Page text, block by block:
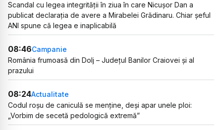
Scandal cu legea integrității în ziua în care Nicușor Dan a
publicat declarația de avere a Mirabelei Grădinaru. Chiar șeful
ANI spune că legea e inaplicabilă
08:46Campanie
România frumoasă din Dolj – Județul Banilor Craiovei și al
prazului
08:24Actualitate
Codul roșu de caniculă se menține, deși apar unele ploi:
„Vorbim de secetă pedologică extremă”